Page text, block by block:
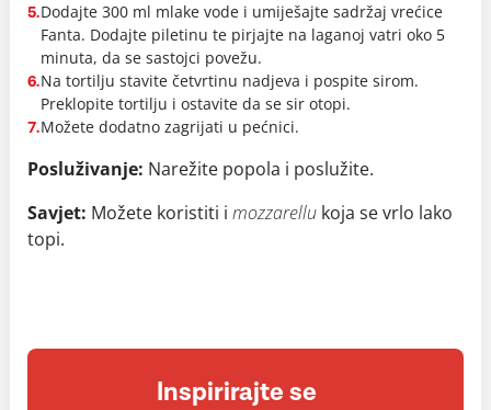
5.Dodajte 300 ml mlake vode i umiješajte sadržaj vrećice
Fanta. Dodajte piletinu te pirjajte na laganoj vatri oko 5
minuta, da se sastojci povežu.
6.Na tortilju stavite četvrtinu nadjeva i pospite sirom.
Preklopite tortilju i ostavite da se sir otopi.
7.Možete dodatno zagrijati u pećnici.
Posluživanje: Narežite popola i poslužite.
Savjet: Možete koristiti i mozzarellu koja se vrlo lako
topi.
Inspirirajte se